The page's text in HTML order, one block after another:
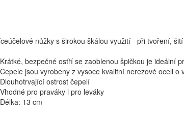
nůžky s širokou škálou využití - při tvoření,
bezpečné ostří se zaoblenou špičkou je ideální
jsou vyrobeny z vysoce kvalitní nerezové oceli o
ostrost čepelí
pro praváky i pro leváky
13 cm